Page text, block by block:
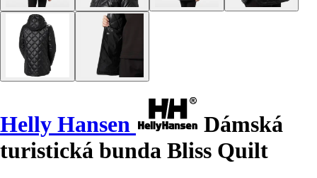
Helly Hansen
Dámská
turistická bunda Bliss Quilt